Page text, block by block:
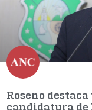
Roseno
candidatura de